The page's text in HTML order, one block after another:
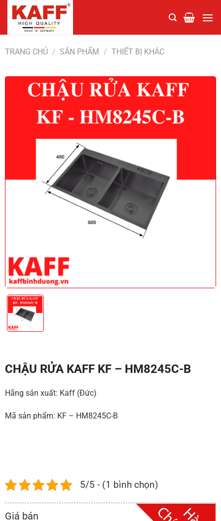
Chuyển
đến
TRANG CHỦ / SẢN PHẨM / THIẾT BỊ KHÁC
CHẬU RỬA KAFF KF – HM8245C-B
Hãng sản xuất: Kaff (Đức)
Mã sản phẩm: KF – HM8245C-B
5/5 - (1 bình chọn)